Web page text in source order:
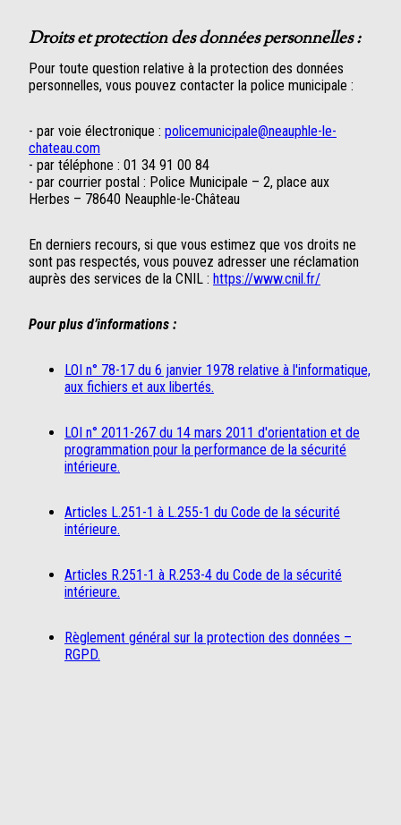
Droits et protection des données personnelles :
Pour toute question relative à la protection des données
personnelles, vous pouvez contacter la police municipale :
- par voie électronique : policemunicipale@neauphle-le-
chateau.com
- par téléphone : 01 34 91 00 84
- par courrier postal : Police Municipale – 2, place aux
Herbes – 78640 Neauphle-le-Château
En derniers recours, si que vous estimez que vos droits ne
sont pas respectés, vous pouvez adresser une réclamation
auprès des services de la CNIL : https://www.cnil.fr/
Pour plus d’informations :
LOI n° 78-17 du 6 janvier 1978 relative à l'informatique,
aux fichiers et aux libertés.
LOI n° 2011-267 du 14 mars 2011 d'orientation et de
programmation pour la performance de la sécurité
intérieure.
Articles L.251-1 à L.255-1 du Code de la sécurité
intérieure.
Articles R.251-1 à R.253-4 du Code de la sécurité
intérieure.
Règlement général sur la protection des données –
RGPD.